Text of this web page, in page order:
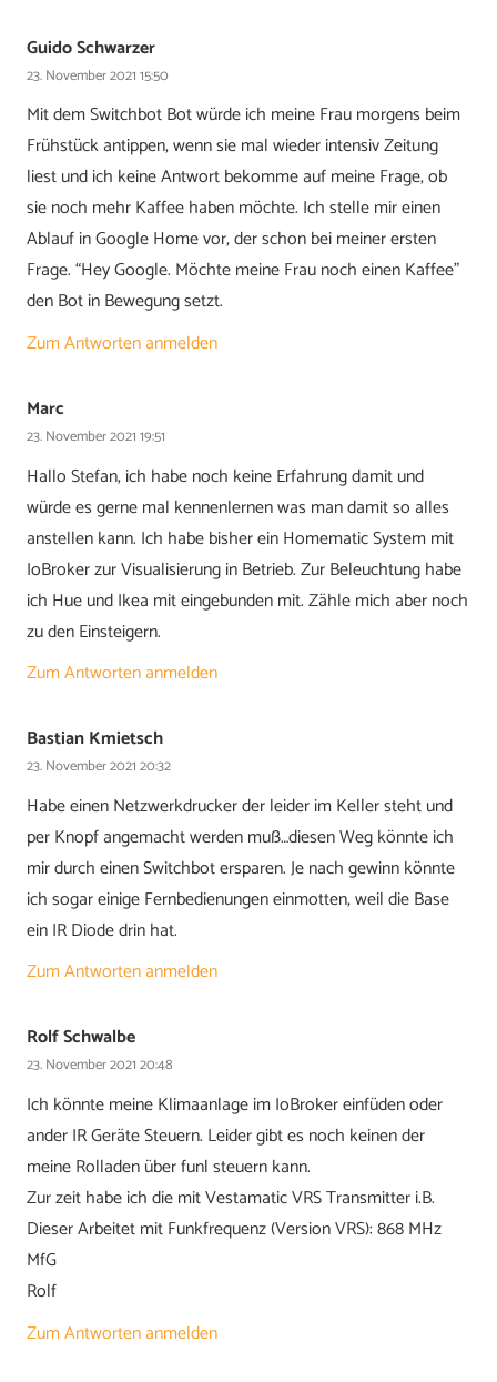
Guido Schwarzer
23. November 2021 15:50
Mit dem Switchbot Bot würde ich meine Frau morgens beim
Frühstück antippen, wenn sie mal wieder intensiv Zeitung
liest und ich keine Antwort bekomme auf meine Frage, ob
sie noch mehr Kaffee haben möchte. Ich stelle mir einen
Ablauf in Google Home vor, der schon bei meiner ersten
Frage. “Hey Google. Möchte meine Frau noch einen Kaffee”
den Bot in Bewegung setzt.
Zum Antworten anmelden
Marc
23. November 2021 19:51
Hallo Stefan, ich habe noch keine Erfahrung damit und
würde es gerne mal kennenlernen was man damit so alles
anstellen kann. Ich habe bisher ein Homematic System mit
IoBroker zur Visualisierung in Betrieb. Zur Beleuchtung habe
ich Hue und Ikea mit eingebunden mit. Zähle mich aber noch
zu den Einsteigern.
Zum Antworten anmelden
Bastian Kmietsch
23. November 2021 20:32
Habe einen Netzwerkdrucker der leider im Keller steht und
per Knopf angemacht werden muß…diesen Weg könnte ich
mir durch einen Switchbot ersparen. Je nach gewinn könnte
ich sogar einige Fernbedienungen einmotten, weil die Base
ein IR Diode drin hat.
Zum Antworten anmelden
Rolf Schwalbe
23. November 2021 20:48
Ich könnte meine Klimaanlage im IoBroker einfüden oder
ander IR Geräte Steuern. Leider gibt es noch keinen der
meine Rolladen über funl steuern kann.
Zur zeit habe ich die mit Vestamatic VRS Transmitter i.B.
Dieser Arbeitet mit Funkfrequenz (Version VRS): 868 MHz
MfG
Rolf
Zum Antworten anmelden